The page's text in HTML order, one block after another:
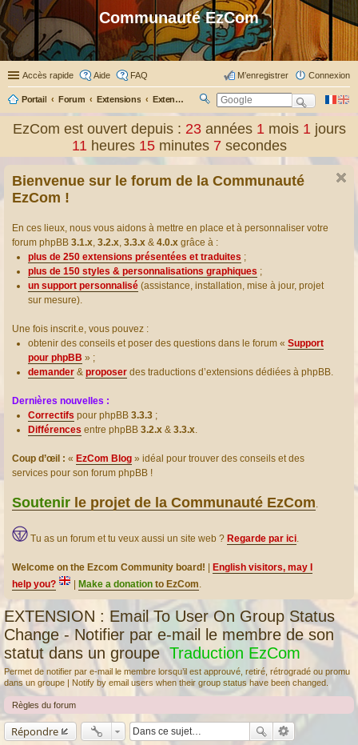
Communauté EzCom
Accès rapide Aide FAQ Connexion
M’enregistrer
Portail Forum Extensions Extensions présentées & traduites
ch
er
EzCom est ouvert depuis : 23 années1 mois1 jours
11 heures15 minutes8 secondes
Bienvenue sur le forum de la Communauté
EzCom !
En ces lieux, nous vous aidons à mettre en place et à personnaliser votre
forum phpBB 3.1.x, 3.2.x, 3.3.x & 4.0.x grâce à :
plus de 250 extensions présentées et traduites ;
plus de 150 styles & personnalisations graphiques ;
un support personnalisé (assistance, installation, mise à jour, projet
sur mesure).
Une fois inscrit.e, vous pouvez :
obtenir des conseils et poser des questions dans le forum « Support
pour phpBB » ;
demander & proposer des traductions d’extensions dédiées à phpBB.
Dernières nouvelles :
Correctifs pour phpBB 3.3.3 ;
Différences entre phpBB 3.2.x & 3.3.x.
Coup d’œil : « EzCom Blog » idéal pour trouver des conseils et des
services pour son forum phpBB !
Soutenir le projet de la Communauté EzCom.
Tu as un forum et tu veux aussi un site web ? Regarde par ici.
Welcome on the Ezcom Community board!
English visitors, may I
help you?
Make a donation to EzCom.
EXTENSION : Email To User On Group Status
Change - Notifier par e-mail le membre de son
statut dans un groupe Traduction EzCom
Permet de notifier par e-mail le membre lorsqu’il est approuvé, retiré, rétrogradé ou promu
dans un groupe | Notify by email users when their group status have been changed.
Règles du forum
Répondre